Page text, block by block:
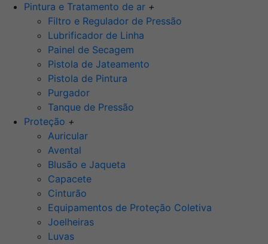
Pintura e Tratamento de ar +
Filtro e Regulador de Pressão
Lubrificador de Linha
Painel de Secagem
Pistola de Jateamento
Pistola de Pintura
Purgador
Tanque de Pressão
Proteção +
Auricular
Avental
Blusão e Jaqueta
Capacete
Cinturão
Equipamentos de Proteção Coletiva
Joelheiras
Luvas